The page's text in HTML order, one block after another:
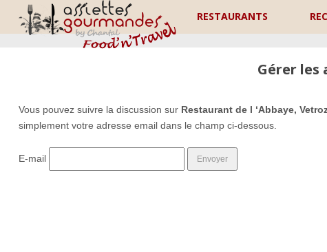
RESTAURANTS
Gérer les
Vous pouvez suivre la discussion sur Restaurant de l ‘Abbaye,
simplement votre adresse email dans le champ ci-dessous.
E-mail